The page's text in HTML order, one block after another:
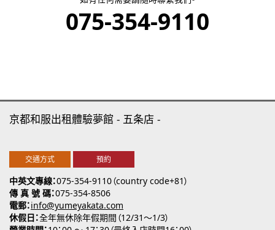
075-354-9110
中英文專線 075-354-9110（country code+81）
傳 真 號 碼 075-354-8506
電郵 info@yumeyakata.com
休假日 全年無休除年假期間（12/31～1/3）
京都和服出租體驗夢館 五条店
交通方式 預約